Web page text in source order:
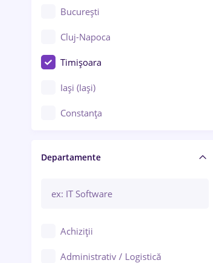
București
Cluj-Napoca
Timișoara
Iași (Iași)
Constanța
Brașov
Bacău
Galați (Galați)
Departamente
Achiziții
Administrativ / Logistică